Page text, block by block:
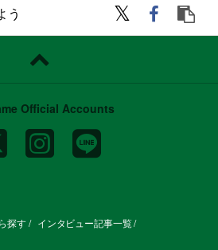
う
Official Accounts
探す
インタビュー記事一覧